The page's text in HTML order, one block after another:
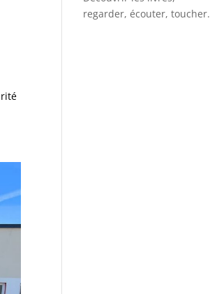
regarder, écouter, toucher.